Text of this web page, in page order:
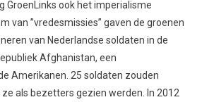
GroenLinks ook het imperialisme
van ’’vredesmissies’’ gaven de groenen
van Nederlandse soldaten in de
Afghanistan, een
Amerikanen. 25 soldaten zouden
als bezetters gezien werden. In 2012